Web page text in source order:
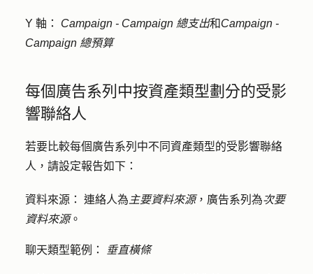
Y 軸： Campaign - Campaign 總支出和Campaign -
Campaign 總預算
每個廣告系列中按資產類型劃分的受影
響聯絡人
若要比較每個廣告系列中不同資產類型的受影響聯絡
人，請設定報告如下：
資料來源： 連絡人為 主要資料來源，廣告系列為次要
資料來源。
聊天類型範例： 垂直橫條